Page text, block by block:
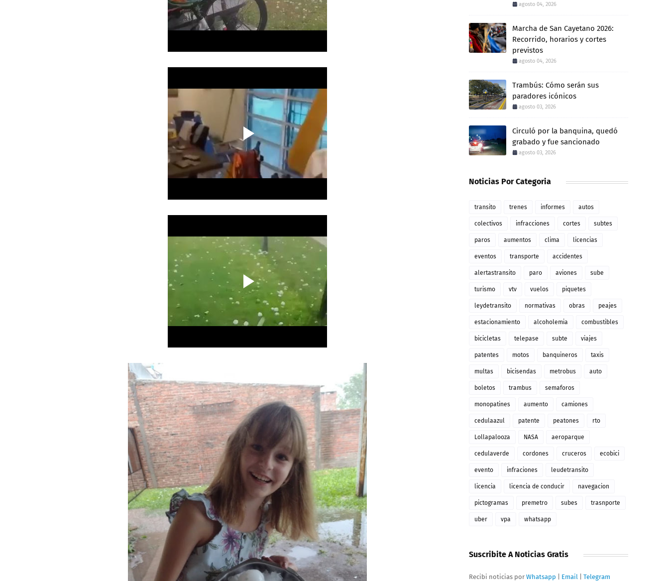
agosto 04, 2026
Marcha de San Cayetano 2026:
Recorrido, horarios y cortes
previstos
agosto 04, 2026
Trambús: Cómo serán sus
paradores icónicos
agosto 03, 2026
Circuló por la banquina, quedó
grabado y fue sancionado
agosto 03, 2026
Noticias Por Categoria
transito trenes informes autos
colectivos infracciones cortes subtes
paros aumentos clima licencias
eventos transporte accidentes
alertastransito paro aviones sube
turismo vtv vuelos piquetes
leydetransito normativas obras peajes
estacionamiento alcoholemia combustibles
bicicletas telepase subte viajes
patentes motos banquineros taxis
multas bicisendas metrobus auto
boletos trambus semaforos
monopatines aumento camiones
cedulaazul patente peatones rto
Lollapalooza NASA aeroparque
cedulaverde cordones cruceros ecobici
evento infraciones leudetransito
licencia licencia de conducir navegacion
pictogramas premetro subes trasnporte
uber vpa whatsapp
Suscribite A Noticias Gratis
Recibi noticias por Whatsapp Email Telegram